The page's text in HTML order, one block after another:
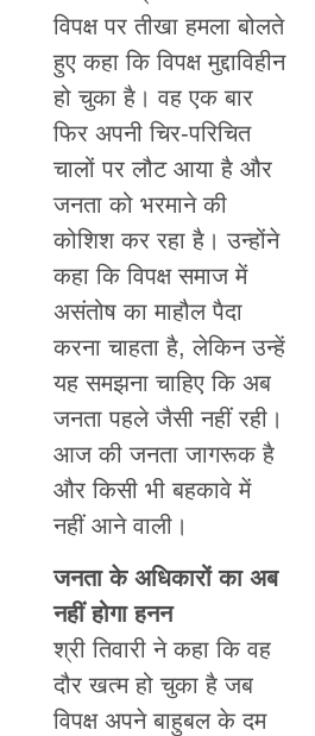
विपक्ष पर तीखा हमला बोलते
हुए कहा कि विपक्ष मुद्दाविहीन
हो चुका है। वह एक बार
फिर अपनी चिर-परिचित
चालों पर लौट आया है और
जनता को भरमाने की
कोशिश कर रहा है। उन्होंने
कहा कि विपक्ष समाज में
असंतोष का माहौल पैदा
करना चाहता है, लेकिन उन्हें
यह समझना चाहिए कि अब
जनता पहले जैसी नहीं रही।
आज की जनता जागरूक है
और किसी भी बहकावे में
नहीं आने वाली।
जनता के अधिकारों का अब
नहीं होगा हनन
श्री तिवारी ने कहा कि वह
दौर खत्म हो चुका है जब
विपक्ष अपने बाहुबल के दम